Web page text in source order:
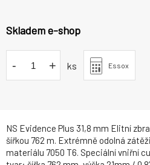
NS Evidence Plus 31,8 mm Elitní
šířkou 762 m. Extrémně odolná
materiálu 7050 T6. Speciální vniřní
Skladem e-shop
- + ks Essox